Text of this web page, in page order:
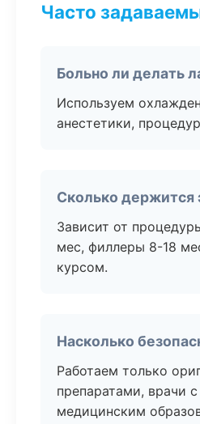
Часто
Больно ли делать
Используем
анестетики,
Сколько держится
Зависит от
мес, филлеры 8-18
курсом.
Насколько
Работаем только
препаратами, врачи
медицинским